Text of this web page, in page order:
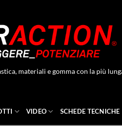
materiali e gomma con la più
VIDEO SCHEDE TECNICHE